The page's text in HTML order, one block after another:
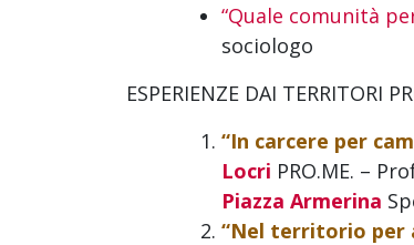
“Quale comunità
sociologo
ESPERIENZE DAI TERRITORI
“In carcere per
Locri PRO.ME. –
Piazza Armerina
“Nel territorio per